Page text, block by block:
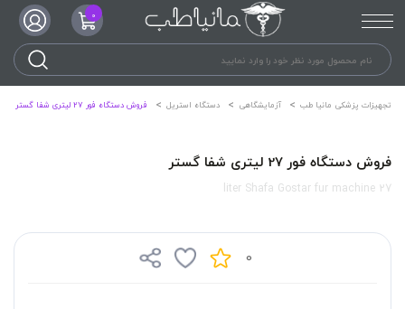
0
تجهیزات پزشکی مانیا طب آزمایشگاهی دستگاه استریل فروش دستگاه فور 27 لیتری شفا گستر
فروش دستگاه فور 27 لیتری شفا گستر
27 liter Shafa Gostar fur machine
0